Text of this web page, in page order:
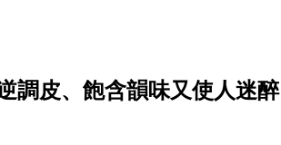
調皮、飽含韻味又使人迷